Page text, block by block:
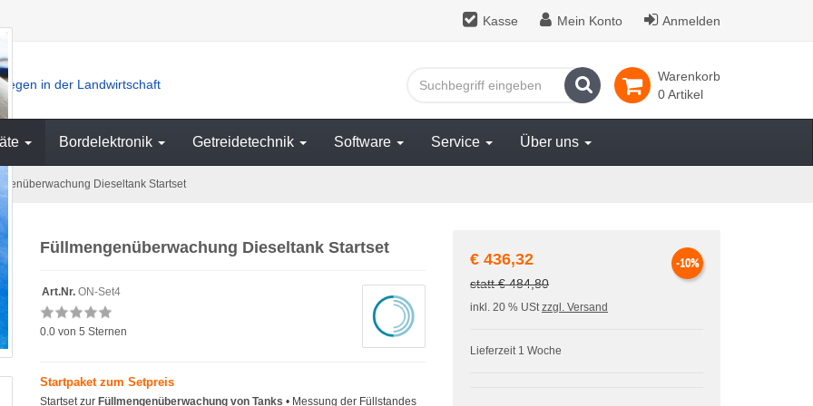
Kasse Mein Konto Anmelden
in der Landwirtschaft
Warenkorb
0 Artikel
Suchen
Bordelektronik Getreidetechnik Software Service Über uns
Dieseltank Startset
€ 436,32 -10%
statt € 484,80
inkl. 20 % UStzzgl. Versand
Lieferzeit 1 Woche
Füllmengenüberwachung Dieseltank Startset
Art.Nr. ON-Set4
0.0 von 5 Sternen
Startpaket zum Setpreis
Startset zur Füllmengenüberwachung von Tanks • Messung der Füllstandes